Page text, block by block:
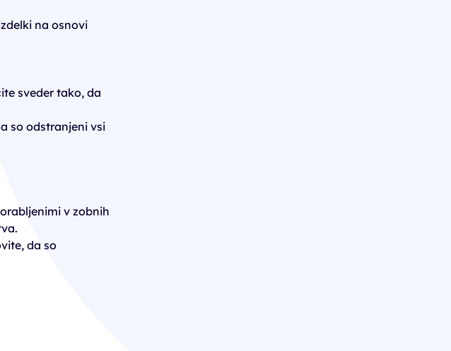
na osnovi
sveder tako, da
so odstranjeni vsi
v zobnih
da so